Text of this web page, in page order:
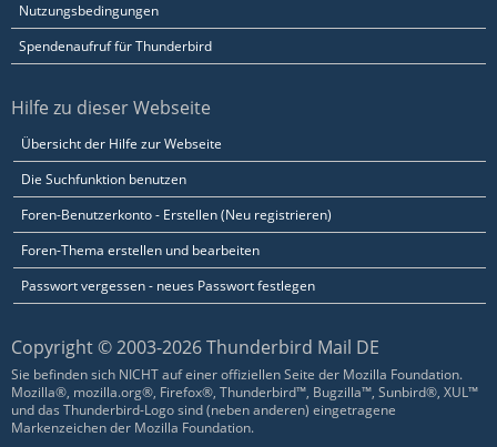
Nutzungsbedingungen
Spendenaufruf für Thunderbird
Hilfe zu dieser Webseite
Übersicht der Hilfe zur Webseite
Die Suchfunktion benutzen
Foren-Benutzerkonto - Erstellen (Neu registrieren)
Foren-Thema erstellen und bearbeiten
Passwort vergessen - neues Passwort festlegen
Copyright © 2003-2026 Thunderbird Mail DE
Sie befinden sich NICHT auf einer offiziellen Seite der Mozilla Foundation.
Mozilla®, mozilla.org®, Firefox®, Thunderbird™, Bugzilla™, Sunbird®, XUL™
und das Thunderbird-Logo sind (neben anderen) eingetragene
Markenzeichen der Mozilla Foundation.